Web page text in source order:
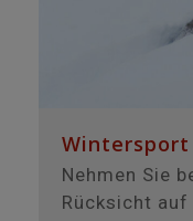
Nehmen Sie
Rücksicht auf